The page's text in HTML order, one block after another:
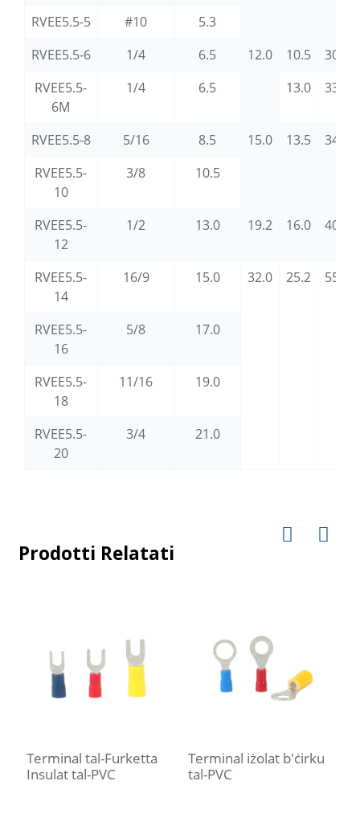
RVEE5.5-5 #10
5.3
RVEE5.5-6
1/4 6.5 12.0 10.5
30.3
RVEE5.5-
6M
1/4 6.5 13.0 33.0
RVEE5.5-8 5/16 8.5 15.0 13.5
34.8
RVEE5.5-
10
3/8 10.5
RVEE5.5-
12
1/2 13.0 19.2 16.0 40.0
RVEE5.5-
14
16/9 15.0 32.0 25.2 55.2
RVEE5.5-
16
5/8 17.0
RVEE5.5-
18
11/16 19.0
RVEE5.5-
20
3/4 21.0
Prodotti Relatati
Terminal tal-Furketta
Insulat tal-PVC
Terminal iżolat b'ċirku
tal-PVC